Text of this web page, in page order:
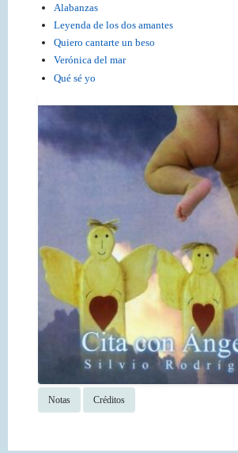
Alabanzas
Leyenda de los dos amantes
Quiero cantarte un beso
Verónica del mar
Qué sé yo
Notas Créditos